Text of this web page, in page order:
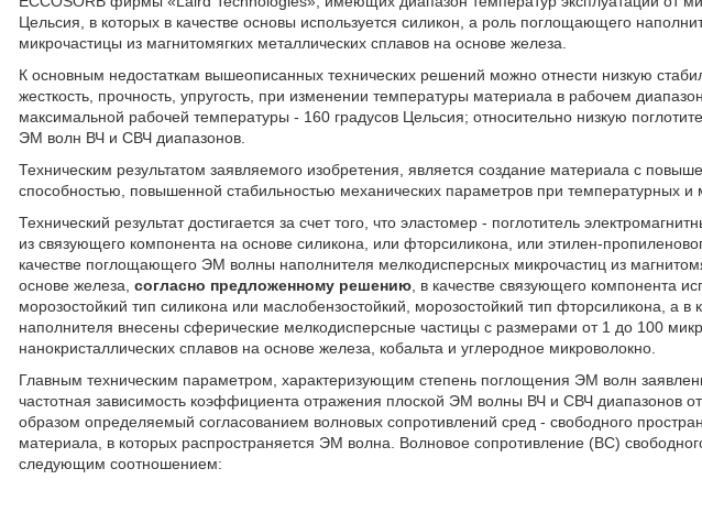
Цельсия, в которых в качестве основы используется силикон, а роль поглощающего
микрочастицы из магнитомягких металлических сплавов на основе железа.
К основным недостаткам вышеописанных технических решений можно отнести низкую
жесткость, прочность, упругость, при изменении температуры материала в рабочем
максимальной рабочей температуры - 160 градусов Цельсия; относительно низкую
ЭМ волн ВЧ и СВЧ диапазонов.
Техническим результатом заявляемого изобретения, является создание материала с
способностью, повышенной стабильностью механических параметров при температурных и
Технический результат достигается за счет того, что эластомер - поглотитель
из связующего компонента на основе силикона, или фторсиликона, или этилен-
качестве поглощающего ЭМ волны наполнителя мелкодисперсных микрочастиц из
основе железа,согласно предложенному решению , в качестве связующего компонента
морозостойкий тип силикона или маслобензостойкий, морозостойкий тип фторсиликона, а
наполнителя внесены сферические мелкодисперсные частицы с размерами от 1 до 100
нанокристаллических сплавов на основе железа, кобальта и углеродное микроволокно.
Главным техническим параметром, характеризующим степень поглощения ЭМ волн
частотная зависимость коэффициента отражения плоской ЭМ волны ВЧ и СВЧ диапазонов
образом определяемый согласованием волновых сопротивлений сред - свободного
материала, в которых распространяется ЭМ волна. Волновое сопротивление (ВС)
следующим соотношением: